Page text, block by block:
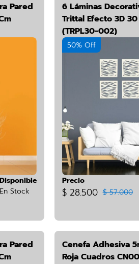
Pared
Disponible
En Stock
6 Láminas
Trittal Efecto 3D
(TRPL30-002)
50% Off
Precio
$ 28.500 $ 57.000
Pared
Cenefa Adhesiva
Roja Cuadros